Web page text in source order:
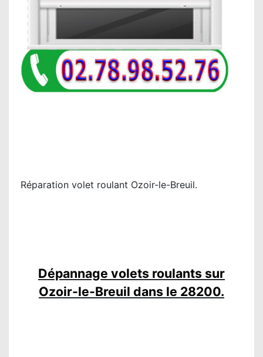
Réparation volet roulant Ozoir-le-Breuil.
Dépannage volets roulants sur
Ozoir-le-Breuil dans le 28200.